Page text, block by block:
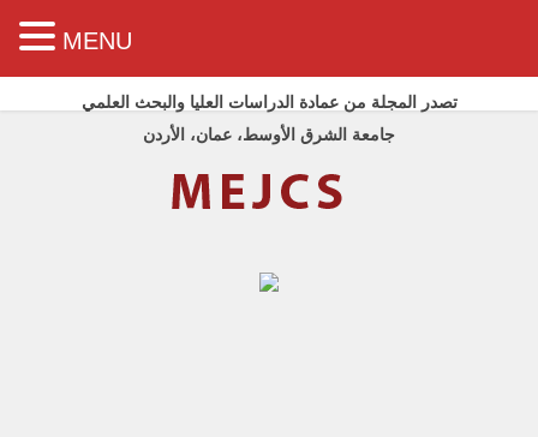
تصدر المجلة من عمادة الدراسات العليا والبحث العلمي
جامعة الشرق الأوسط، عمان، الأردن
MENU